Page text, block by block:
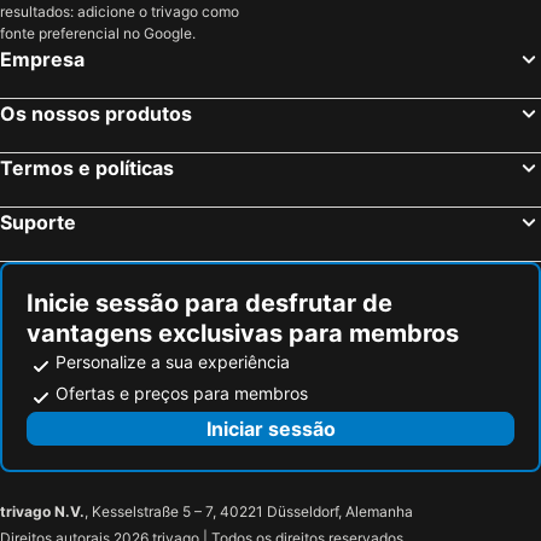
Sava, bed and breakfasts
San Vito dei Normanni, bed and breakfasts
Sammichele di Bari, bed and breakfasts
Lizzano, bed and breakfasts
Francavilla Fontana, bed and breakfasts
Torricella, bed and breakfasts Villa Castelli, bed and breakfasts
Latiano, bed and breakfasts
resultados: adicione o trivago como
fonte preferencial no Google.
Empresa
Os nossos produtos
Termos e políticas
Suporte
Inicie sessão para desfrutar de
vantagens exclusivas para membros
Personalize a sua experiência
Ofertas e preços para membros
Iniciar sessão
trivago N.V., Kesselstraße 5 – 7, 40221 Düsseldorf, Alemanha